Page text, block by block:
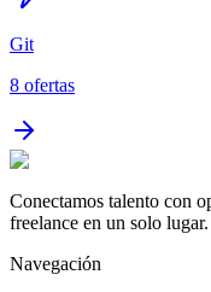
Git
8 ofertas
Conectamos talento con
freelance en un solo lugar.
Navegación